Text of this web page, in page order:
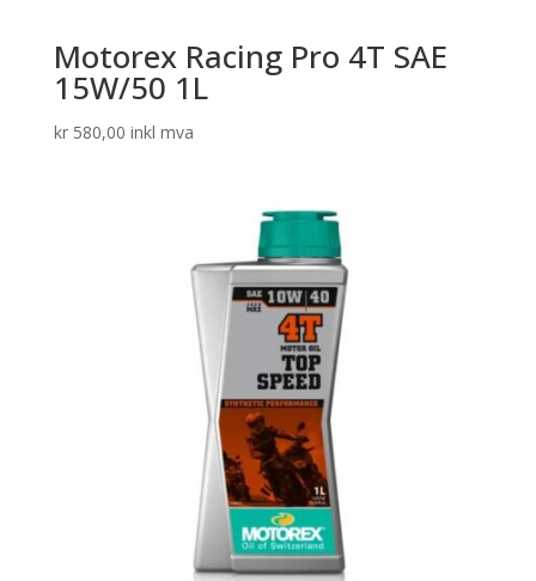
Motorex Racing Pro 4T SAE
15W/50 1L
kr580,00 inkl mva